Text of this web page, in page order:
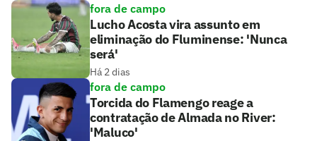
fora de campo
Lucho Acosta vira assunto em
eliminação do Fluminense: 'Nunca
será'
Há 2 dias
fora de campo
Torcida do Flamengo reage a
contratação de Almada no River:
'Maluco'